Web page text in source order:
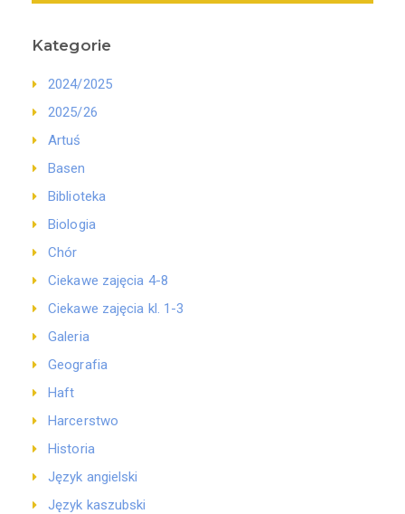
Kategorie
2024/2025
2025/26
Artuś
Basen
Biblioteka
Biologia
Chór
Ciekawe zajęcia 4-8
Ciekawe zajęcia kl. 1-3
Galeria
Geografia
Haft
Harcerstwo
Historia
Język angielski
Język kaszubski